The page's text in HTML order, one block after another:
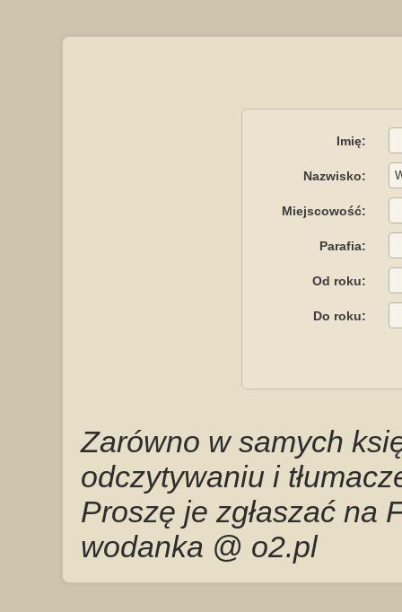
Imię:
Nazwisko:
Miejscowość:
Parafia:
Od roku:
Do roku:
Zarówno w samych
odczytywaniu i
Proszę je zgłaszać na
wodanka @ o2.pl